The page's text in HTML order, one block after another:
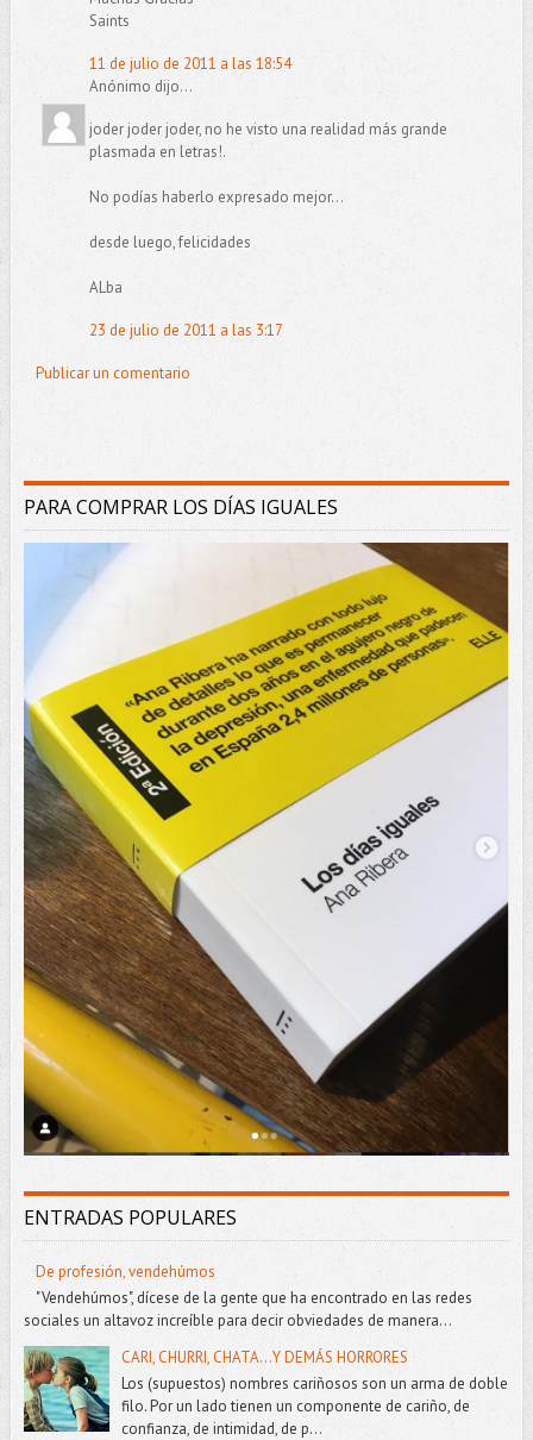
Saints
11 de julio de 2011 a las 18:54
Anónimo dijo...
joder joder joder, no he visto una realidad más grande
plasmada en letras!.
No podías haberlo expresado mejor...
desde luego, felicidades
ALba
23 de julio de 2011 a las 3:17
Publicar un comentario
PARA COMPRAR LOS DÍAS IGUALES
ENTRADAS POPULARES
De profesión, vendehúmos
"Vendehúmos", dícese de la gente que ha encontrado en las redes
sociales un altavoz increíble para decir obviedades de manera...
CARI, CHURRI, CHATA...Y DEMÁS HORRORES
Los (supuestos) nombres cariñosos son un arma de doble
filo. Por un lado tienen un componente de cariño, de
confianza, de intimidad, de p...